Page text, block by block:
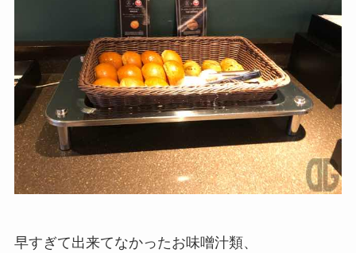
早すぎて出来てなかったお味噌汁類、